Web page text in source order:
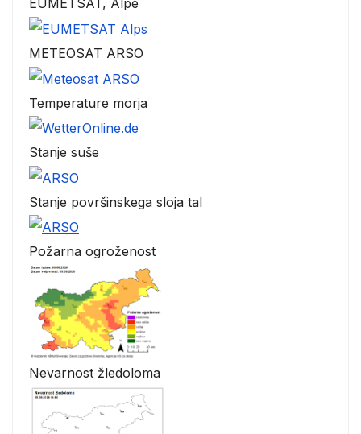
EUMETSAT, Alpe
METEOSAT ARSO
Temperature morja
Stanje suše
Stanje površinskega sloja tal
Požarna ogroženost
Nevarnost žledoloma